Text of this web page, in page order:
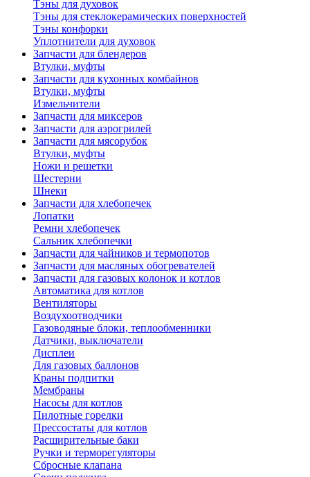
Тэны для духовок
Тэны для стеклокерамических поверхностей
Тэны конфорки
Уплотнители для духовок
Запчасти для блендеров
Втулки, муфты
Запчасти для кухонных комбайнов
Втулки, муфты
Измельчители
Запчасти для миксеров
Запчасти для аэрогрилей
Запчасти для мясорубок
Втулки, муфты
Ножи и решетки
Шестерни
Шнеки
Запчасти для хлебопечек
Лопатки
Ремни хлебопечек
Сальник хлебопечки
Запчасти для чайников и термопотов
Запчасти для масляных обогревателей
Запчасти для газовых колонок и котлов
Автоматика для котлов
Вентиляторы
Воздухоотводчики
Газоводяные блоки, теплообменники
Датчики, выключатели
Дисплеи
Для газовых баллонов
Краны подпитки
Мембраны
Насосы для котлов
Пилотные горелки
Прессостаты для котлов
Расширительные баки
Ручки и терморегуляторы
Сбросные клапана